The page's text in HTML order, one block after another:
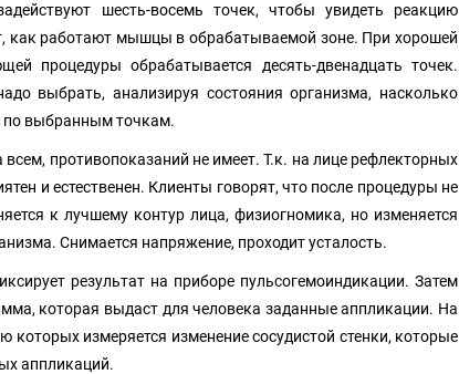
шесть-восемь точек, чтобы увидеть реакцию
как работают мышцы в обрабатываемой зоне. При хорошей
процедуры обрабатывается десять-двенадцать точек.
выбрать, анализируя состояния организма, насколько
по выбранным точкам.
противопоказаний не имеет. Т.к. на лице рефлекторных
и естественен. Клиенты говорят, что после процедуры не
к лучшему контур лица, физиогномика, но изменяется
Снимается напряжение, проходит усталость.
результат на приборе пульсогемоиндикации. Затем
которая выдаст для человека заданные аппликации. На
измеряется изменение сосудистой стенки, которые
аппликаций.